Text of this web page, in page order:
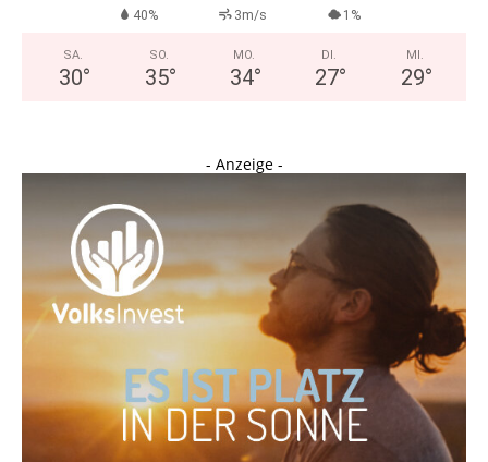
40% 3m/s 1%
SA.
30°
SO.
35°
MO.
34°
DI.
27°
MI.
29°
- Anzeige -